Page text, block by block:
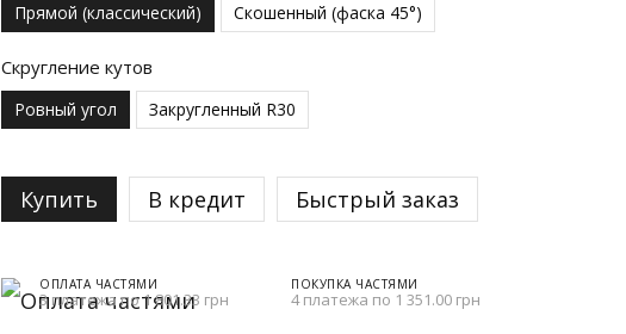
Прямой (классический) Скошенный (фаска 45°)
Скругление кутов
Ровный угол Закругленный R30
Купить В кредит Быстрый заказ
ОПЛАТА ЧАСТЯМИ
3 платежа по 1 801.33 грн
ПОКУПКА ЧАСТЯМИ
4 платежа по 1 351.00 грн